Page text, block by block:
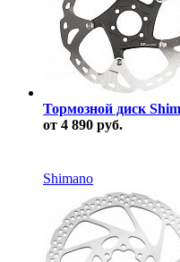
Тормозной диск
от 4 890 руб.
Shimano